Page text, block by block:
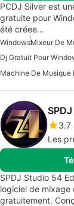
PCDJ Silver est
gratuite pour
été créee…
WindowsMixeur De
Dj Gratuit Pour
Machine De Musique
3.7
Les
SPDJ Studio 54
logiciel de
gratuitement.